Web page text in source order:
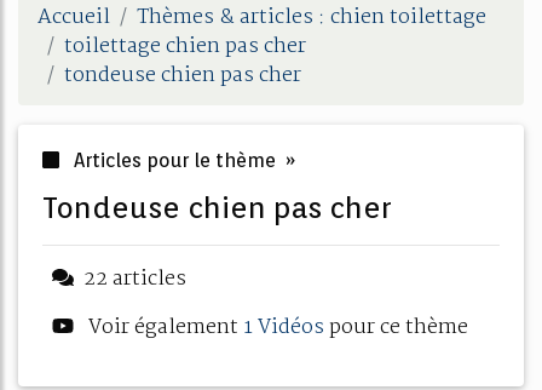
Accueil
Thèmes & articles : chien toilettage
toilettage chien pas cher
tondeuse chien pas cher
Articles pour le thème »
tondeuse chien pas cher
22 articles
Voir également 1 Vidéospour ce thème